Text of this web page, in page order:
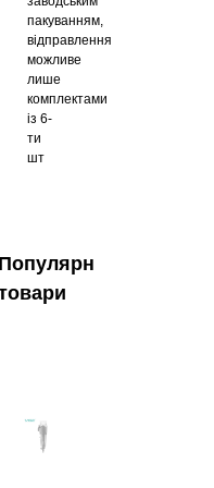
пакуванням,
відправлення
можливе
лише
комплектами
із 6-
ти
шт